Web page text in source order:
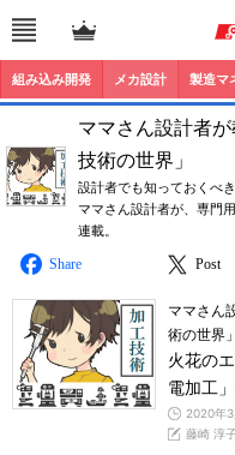
組み込み開発 メカ設計 製造マ
ママさん設計者
技術の世界」
設計者でも知っておくべ
ママさん設計者が、専門
連載。
Share
Post
ママさん
術の世界
火花の
電加工
2020年
藤崎 淳